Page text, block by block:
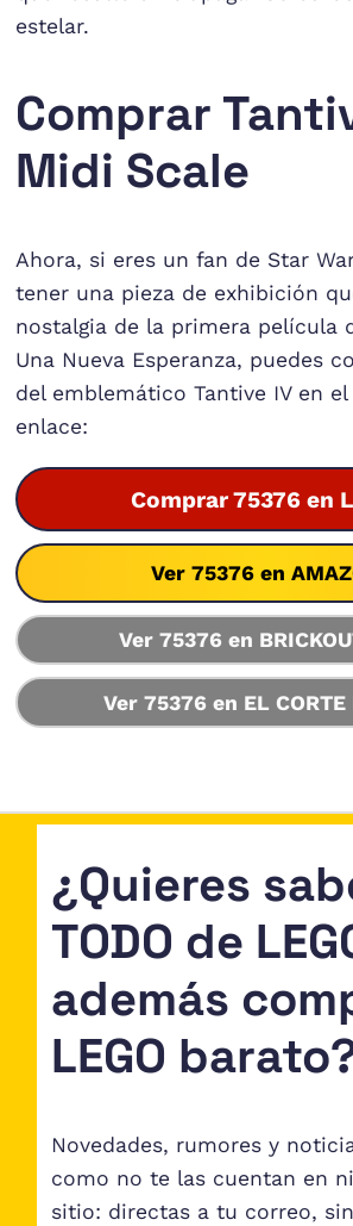
estelar.
Comprar
Midi Scale
Ahora, si eres un fan de Star
tener una pieza de exhibición
nostalgia de la primera película
Una Nueva Esperanza, puedes
del emblemático Tantive IV en
enlace:
Comprar 75376 en
Ver 75376 en
Ver 75376 en
Ver 75376 en EL CORTE
¿Quieres
TODO de
además
LEGO
Novedades, rumores y
como no te las cuentan en
sitio: directas a tu correo,